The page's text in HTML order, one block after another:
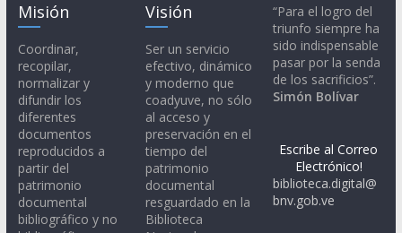
Misión
Coordinar,
recopilar,
normalizar y
difundir los
diferentes
documentos
reproducidos a
partir del
patrimonio
documental
bibliográfico y no
Visión
Ser un servicio
efectivo, dinámico
y moderno que
coadyuve, no sólo
al acceso y
preservación en el
tiempo del
patrimonio
documental
resguardado en la
Biblioteca
“Para el logro del
triunfo siempre ha
sido indispensable
pasar por la senda
de los sacrificios”.
Simón Bolívar
Escribe al Correo
Electrónico!
biblioteca.digital@
bnv.gob.ve